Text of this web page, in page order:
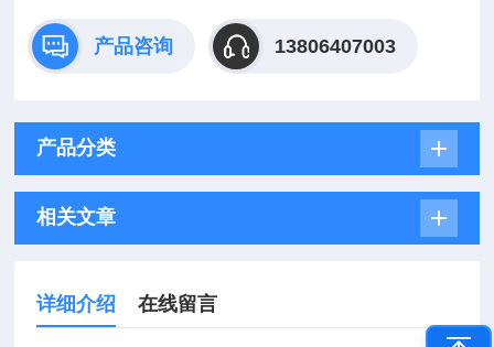
产品咨询 13806407003
产品分类
相关文章
详细介绍 在线留言